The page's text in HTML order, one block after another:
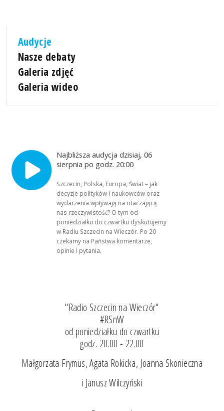
Audycje
Nasze debaty
Galeria zdjęć
Galeria wideo
Najbliższa audycja dzisiaj, 06
sierpnia po godz. 20:00
Szczecin, Polska, Europa, Świat – jak
decyzje polityków i naukowców oraz
wydarzenia wpływają na otaczającą
nas rzeczywistość? O tym od
poniedziałku do czwartku dyskutujemy
w Radiu Szczecin na Wieczór. Po 20
czekamy na Państwa komentarze,
opinie i pytania.
"Radio Szczecin na Wieczór"
#RSnW
od poniedziałku do czwartku
godz. 20.00 - 22.00
Małgorzata Frymus, Agata Rokicka, Joanna Skonieczna
i Janusz Wilczyński